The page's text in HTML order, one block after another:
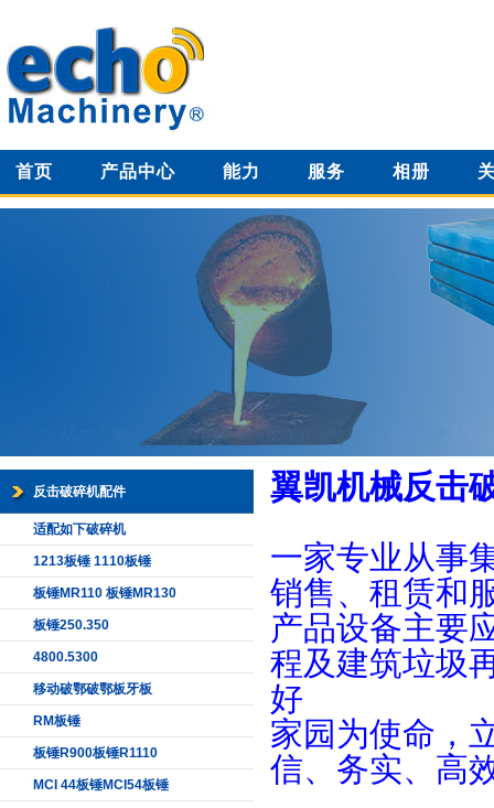
首页 产品中心 能力 服务 相册
反击破碎机配件
适配如下破碎机
1213板锤 1110板锤
板锤MR110 板锤MR130
板锤250.350
4800.5300
移动破鄂破鄂板牙板
RM板锤
板锤R900板锤R1110
MCI 44板锤MCI54板锤
翼凯机械反击
一家专业从事
销售、租赁和
产品设备主要
程及建筑垃圾
好
家园为使命，
信、务实、高